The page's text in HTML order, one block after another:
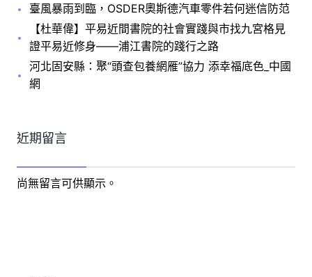
臺風暴雨到臨，OSDER奧斯德汽車零件若何迷信防范
【杜華偉】平易近間書院的社會實踐與市找九宮格見
證平易近修身——浦江書院的踐行之路
河北固安縣：聚“頭查包養網雁”協力 添幸福底色_中國
網
近期留言
尚無留言可供顯示。